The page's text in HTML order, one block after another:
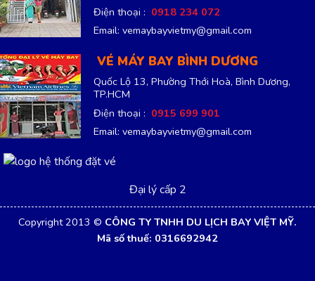
Điện thoại :0908 220 888
VÉ MÁY BAY QUẬN 7
56 Nguyễn Thị Thập, Phường Tân Thuận,
TP.HCM(Quận 7 cũ)
Điện thoại :0908 520 088
VÉ MÁY BAY QUẬN TÂN PHÚ
(Quận Tân Phú cũ)
Điện thoại : 0918 234 072